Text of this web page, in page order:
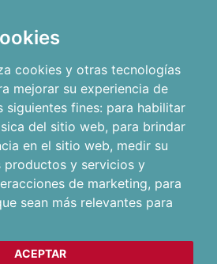
cookies y otras tecnologías
mejorar su experiencia de
siguientes fines: para habilitar
del sitio web, para brindar
en el sitio web, medir su
productos y servicios y
de marketing, para
sean más relevantes para
ACEPTAR